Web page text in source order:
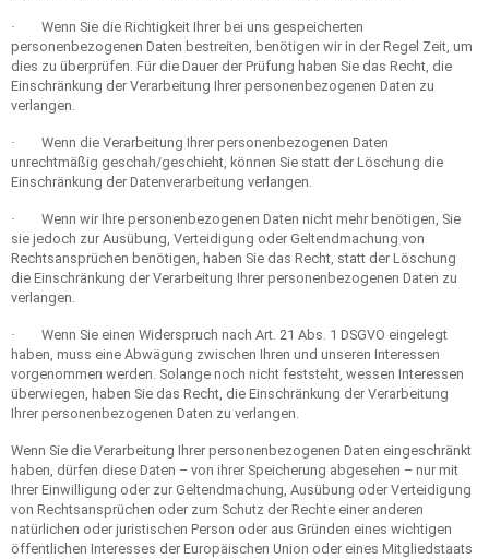
· Wenn Sie die Richtigkeit Ihrer bei uns gespeicherten
personenbezogenen Daten bestreiten, benötigen wir in der Regel Zeit, um
dies zu überprüfen. Für die Dauer der Prüfung haben Sie das Recht, die
Einschränkung der Verarbeitung Ihrer personenbezogenen Daten zu
verlangen.
· Wenn die Verarbeitung Ihrer personenbezogenen Daten
unrechtmäßig geschah/geschieht, können Sie statt der Löschung die
Einschränkung der Datenverarbeitung verlangen.
· Wenn wir Ihre personenbezogenen Daten nicht mehr benötigen, Sie
sie jedoch zur Ausübung, Verteidigung oder Geltendmachung von
Rechtsansprüchen benötigen, haben Sie das Recht, statt der Löschung
die Einschränkung der Verarbeitung Ihrer personenbezogenen Daten zu
verlangen.
· Wenn Sie einen Widerspruch nach Art. 21 Abs. 1 DSGVO eingelegt
haben, muss eine Abwägung zwischen Ihren und unseren Interessen
vorgenommen werden. Solange noch nicht feststeht, wessen Interessen
überwiegen, haben Sie das Recht, die Einschränkung der Verarbeitung
Ihrer personenbezogenen Daten zu verlangen.
Wenn Sie die Verarbeitung Ihrer personenbezogenen Daten eingeschränkt
haben, dürfen diese Daten – von ihrer Speicherung abgesehen – nur mit
Ihrer Einwilligung oder zur Geltendmachung, Ausübung oder Verteidigung
von Rechtsansprüchen oder zum Schutz der Rechte einer anderen
natürlichen oder juristischen Person oder aus Gründen eines wichtigen
öffentlichen Interesses der Europäischen Union oder eines Mitgliedstaats